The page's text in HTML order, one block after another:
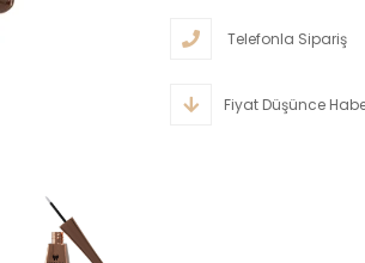
Telefonla Sipariş
Fiyat Düşünce